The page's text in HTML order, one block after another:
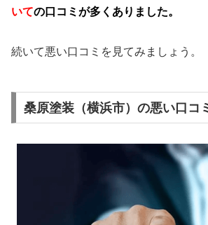
いての口コミが多くありました。
続いて悪い口コミを見てみましょう。
桑原塗装（横浜市）の悪い口コ